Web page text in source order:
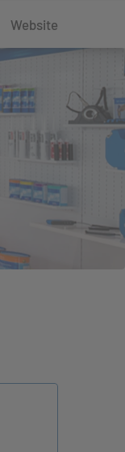
Website